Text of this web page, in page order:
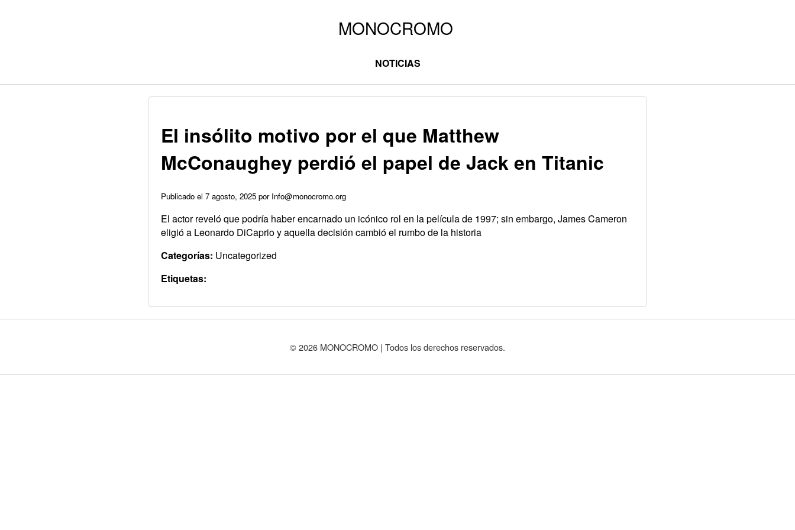
NOTICIAS
El insólito motivo por el que Matthew
McConaughey perdió el papel de Jack en Titanic
Publicado el 7 agosto, 2025 por Info@monocromo.org
El actor reveló que podría haber encarnado un icónico rol en la película de 1997; sin embargo, James Cameron
eligió a Leonardo DiCaprio y aquella decisión cambió el rumbo de la historia
Categorías: Uncategorized
Etiquetas:
© 2026 MONOCROMO | Todos los derechos reservados.